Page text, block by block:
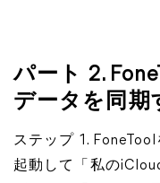
パート 2.
データを同期
ステップ 1.
起動して「私の